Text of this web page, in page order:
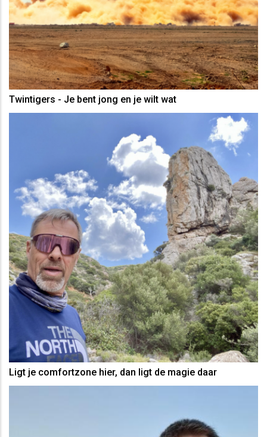
Twintigers - Je bent jong en je wilt wat
Ligt je comfortzone hier, dan ligt de magie daar